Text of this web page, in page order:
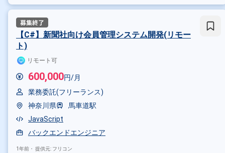
【C#】新聞社向け会員管理システム開発(リモー
ト)
リモート可
600,000円/月
業務委託(フリーランス)
神奈川県
馬車道駅
JavaScript
バックエンドエンジニア
1年前・ 提供元: フリコン